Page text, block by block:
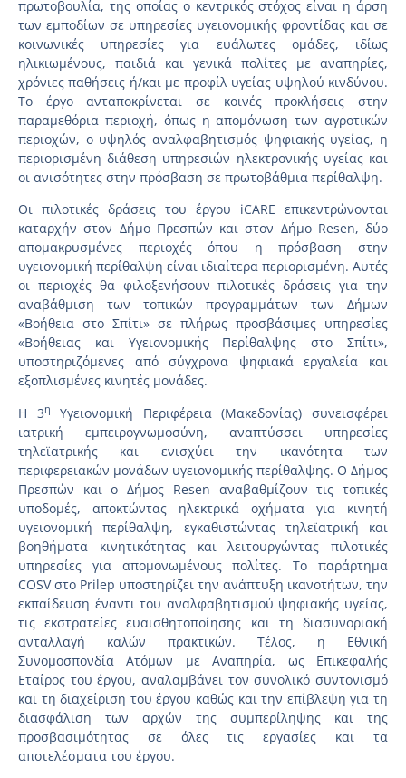
πρωτοβουλία, της οποίας ο κεντρικός στόχος είναι η άρση
των εμποδίων σε υπηρεσίες υγειονομικής φροντίδας και σε
κοινωνικές υπηρεσίες για ευάλωτες ομάδες, ιδίως
ηλικιωμένους, παιδιά και γενικά πολίτες με αναπηρίες,
χρόνιες παθήσεις ή/και με προφίλ υγείας υψηλού κινδύνου.
Το έργο ανταποκρίνεται σε κοινές προκλήσεις στην
παραμεθόρια περιοχή, όπως η απομόνωση των αγροτικών
περιοχών, ο υψηλός αναλφαβητισμός ψηφιακής υγείας, η
περιορισμένη διάθεση υπηρεσιών ηλεκτρονικής υγείας και
οι ανισότητες στην πρόσβαση σε πρωτοβάθμια περίθαλψη.
Οι πιλοτικές δράσεις του έργου iCARE επικεντρώνονται
καταρχήν στον Δήμο Πρεσπών και στον Δήμο Resen, δύο
απομακρυσμένες περιοχές όπου η πρόσβαση στην
υγειονομική περίθαλψη είναι ιδιαίτερα περιορισμένη. Αυτές
οι περιοχές θα φιλοξενήσουν πιλοτικές δράσεις για την
αναβάθμιση των τοπικών προγραμμάτων των Δήμων
«Βοήθεια στο Σπίτι» σε πλήρως προσβάσιμες υπηρεσίες
«Βοήθειας και Υγειονομικής Περίθαλψης στο Σπίτι»,
υποστηριζόμενες από σύγχρονα ψηφιακά εργαλεία και
εξοπλισμένες κινητές μονάδες.
Η 3η
Υγειονομική Περιφέρεια (Μακεδονίας) συνεισφέρει
ιατρική εμπειρογνωμοσύνη, αναπτύσσει υπηρεσίες
τηλεϊατρικής και ενισχύει την ικανότητα των
περιφερειακών μονάδων υγειονομικής περίθαλψης. Ο Δήμος
Πρεσπών και ο Δήμος Resen αναβαθμίζουν τις τοπικές
υποδομές, αποκτώντας ηλεκτρικά οχήματα για κινητή
υγειονομική περίθαλψη, εγκαθιστώντας τηλεϊατρική και
βοηθήματα κινητικότητας και λειτουργώντας πιλοτικές
υπηρεσίες για απομονωμένους πολίτες. Το παράρτημα
COSV στο Prilep υποστηρίζει την ανάπτυξη ικανοτήτων, την
εκπαίδευση έναντι του αναλφαβητισμού ψηφιακής υγείας,
τις εκστρατείες ευαισθητοποίησης και τη διασυνοριακή
ανταλλαγή καλών πρακτικών. Τέλος, η Εθνική
Συνομοσπονδία Ατόμων με Αναπηρία, ως Επικεφαλής
Εταίρος του έργου, αναλαμβάνει τον συνολικό συντονισμό
και τη διαχείριση του έργου καθώς και την επίβλεψη για τη
διασφάλιση των αρχών της συμπερίληψης και της
προσβασιμότητας σε όλες τις εργασίες και τα
αποτελέσματα του έργου.